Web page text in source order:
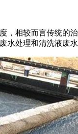
，相较而言传统的
水处理和清洗液废